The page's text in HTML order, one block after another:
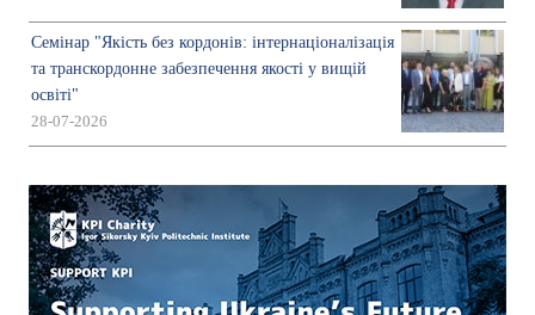
Семінар "Якість без кордонів: інтернаціоналізація
та транскордонне забезпечення якості у вищій
освіті"
28-07-2026